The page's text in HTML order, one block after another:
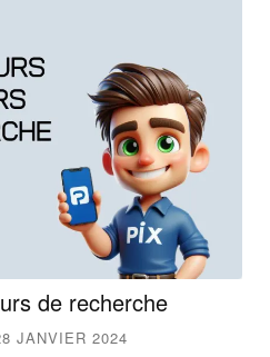
de recherche
JANVIER 2024